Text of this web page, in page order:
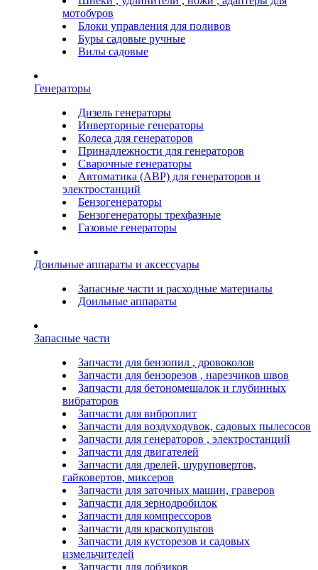
мотобуров
Блоки управления для поливов
Буры садовые ручные
Вилы садовые
Генераторы
Дизель генераторы
Инверторные генераторы
Колеса для генераторов
Принадлежности для генераторов
Сварочные генераторы
Автоматика (АВР) для генераторов и
электростанций
Бензогенераторы
Бензогенераторы трехфазные
Газовые генераторы
Доильные аппараты и аксессуары
Запасные части и расходные материалы
Доильные аппараты
Запасные части
Запчасти для бензопил , дровоколов
Запчасти для бензорезов , нарезчиков швов
Запчасти для бетономешалок и глубинных
вибраторов
Запчасти для виброплит
Запчасти для воздуходувок, садовых пылесосов
Запчасти для генераторов , электростанций
Запчасти для двигателей
Запчасти для дрелей, шуруповертов,
гайковертов, миксеров
Запчасти для заточных машин, граверов
Запчасти для зернодробилок
Запчасти для компрессоров
Запчасти для краскопультов
Запчасти для кусторезов и садовых
измельчителей
Запчасти для лобзиков